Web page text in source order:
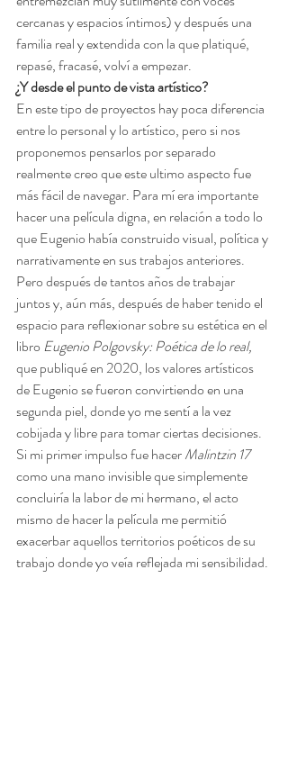
cercanas y espacios íntimos) y después una
familia real y extendida con la que platiqué,
repasé, fracasé, volví a empezar.
¿Y desde el punto de vista artístico?
En este tipo de proyectos hay poca diferencia
entre lo personal y lo artístico, pero si nos
proponemos pensarlos por separado
realmente creo que este ultimo aspecto fue
más fácil de navegar. Para mí era importante
hacer una película digna, en relación a todo lo
que Eugenio había construido visual, política y
narrativamente en sus trabajos anteriores.
Pero después de tantos años de trabajar
juntos y, aún más, después de haber tenido el
espacio para reflexionar sobre su estética en el
libro Eugenio Polgovsky: Poética de lo real,
que publiqué en 2020, los valores artísticos
de Eugenio se fueron convirtiendo en una
segunda piel, donde yo me sentí a la vez
cobijada y libre para tomar ciertas decisiones.
Si mi primer impulso fue hacer Malintzin 17
como una mano invisible que simplemente
concluiría la labor de mi hermano, el acto
mismo de hacer la película me permitió
exacerbar aquellos territorios poéticos de su
trabajo donde yo veía reflejada mi sensibilidad.